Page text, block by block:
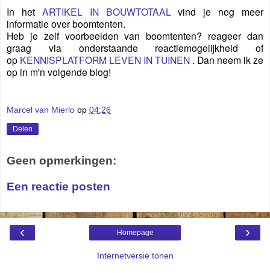
In het ARTIKEL IN BOUWTOTAALvind je nog meer
informatie over boomtenten.
Heb je zelf voorbeelden van boomtenten? reageer dan
graag via onderstaande reactiemogelijkheid of
op KENNISPLATFORM LEVEN IN TUINEN . Dan neem ik ze
op in m'n volgende blog!
Marcel van Mierlo op 04:26
Delen
Geen opmerkingen:
Een reactie posten
‹ ›
Homepage
Internetversie tonen